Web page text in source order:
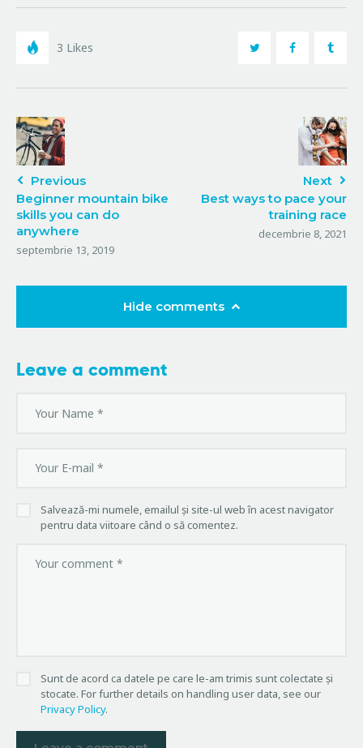
3 Likes
Previous
Beginner mountain bike
skills you can do
anywhere
septembrie 13, 2019
Next
Best ways to pace your
training race
decembrie 8, 2021
Hide comments
Leave a comment
Salvează-mi numele, emailul și site-ul web în acest navigator
pentru data viitoare când o să comentez.
Sunt de acord ca datele pe care le-am trimis sunt colectate și
stocate. For further details on handling user data, see our
Privacy Policy.